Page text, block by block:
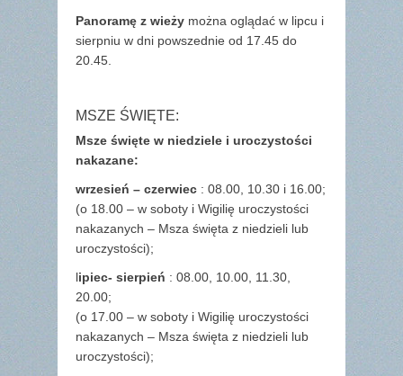
Panoramę z wieży można oglądać w lipcu i
sierpniu w dni powszednie od 17.45 do
20.45.
MSZE ŚWIĘTE:
Msze święte w niedziele i uroczystości
nakazane:
wrzesień – czerwiec : 08.00, 10.30 i 16.00;
(o 18.00 – w soboty i Wigilię uroczystości
nakazanych – Msza święta z niedzieli lub
uroczystości);
lipiec- sierpień : 08.00, 10.00, 11.30,
20.00;
(o 17.00 – w soboty i Wigilię uroczystości
nakazanych – Msza święta z niedzieli lub
uroczystości);